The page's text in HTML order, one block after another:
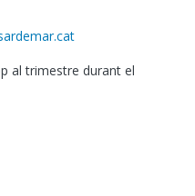
al trimestre durant el